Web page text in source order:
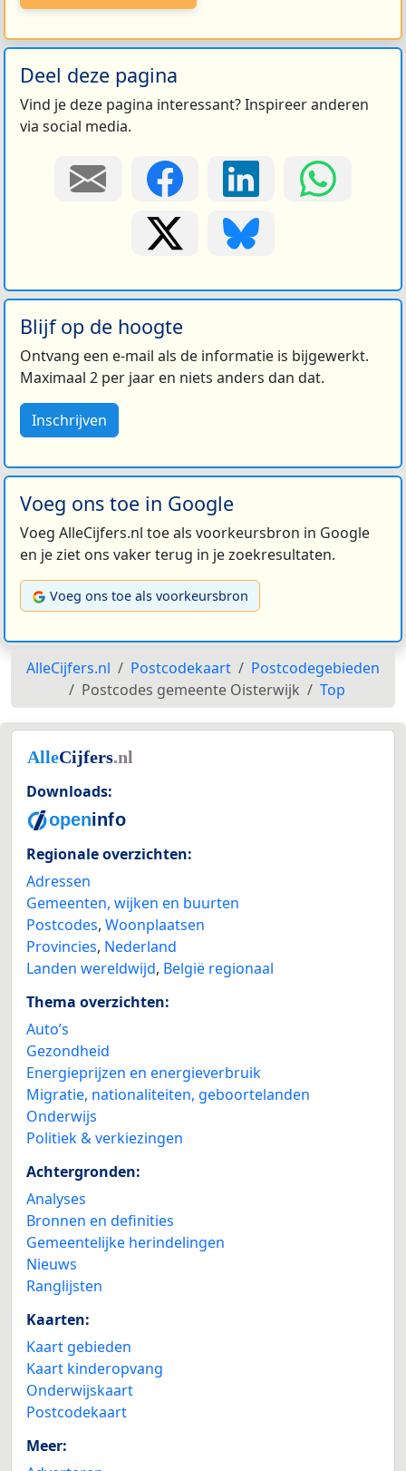
Deel deze pagina
Vind je deze pagina interessant? Inspireer anderen
via social media.
Blijf op de hoogte
Ontvang een e-mail als de informatie is bijgewerkt.
Maximaal 2 per jaar en niets anders dan dat.
Inschrijven
Voeg ons toe in Google
Voeg AlleCijfers.nl toe als voorkeursbron in Google
en je ziet ons vaker terug in je zoekresultaten.
Voeg ons toe als voorkeursbron
AlleCijfers.nl Postcodekaart
Postcodegebieden
Postcodes gemeente Oisterwijk
Top
Downloads:
Regionale overzichten:
Adressen
Gemeenten, wijken en buurten
Postcodes, Woonplaatsen
Provincies, Nederland
Landen wereldwijd, België regionaal
Thema overzichten:
Auto’s
Gezondheid
Energieprijzen en energieverbruik
Migratie, nationaliteiten, geboortelanden
Onderwijs
Politiek & verkiezingen
Achtergronden:
Analyses
Bronnen en definities
Gemeentelijke herindelingen
Nieuws
Ranglijsten
Kaarten:
Kaart gebieden
Kaart kinderopvang
Onderwijskaart
Postcodekaart
Meer: